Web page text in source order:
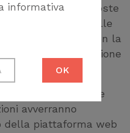
informativa
del
OK
delle proposte
alle
si procederà con la
con la proclamazione
trasmissione delle
avverranno
della piattaforma web